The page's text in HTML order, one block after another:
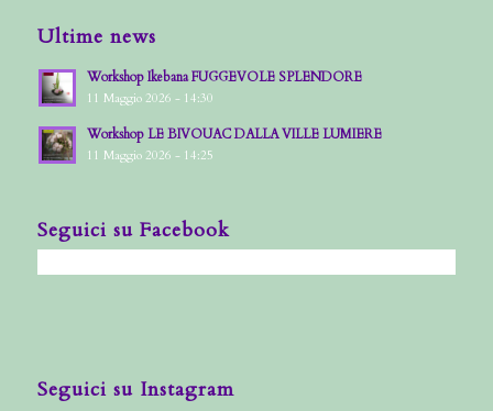
Ultime news
Workshop Ikebana FUGGEVOLE SPLENDORE
11 Maggio 2026 - 14:30
Workshop LE BIVOUAC DALLA VILLE LUMIERE
11 Maggio 2026 - 14:25
Seguici su Facebook
Seguici su Instagram